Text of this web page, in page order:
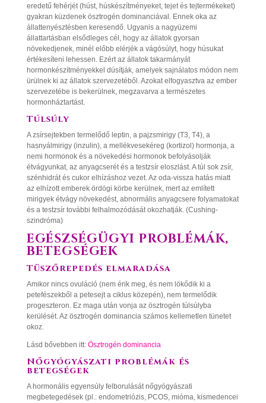
eredetű fehérjét (húst, húskészítményeket, tejet és tejtermékeket)
gyakran küzdenek ösztrogén dominanciával. Ennek oka az
állattenyésztésben keresendő. Ugyanis a nagyüzemi
állattartásban elsődleges cél, hogy az állatok gyorsan
növekedjenek, minél előbb elérjék a vágósúlyt, hogy húsukat
értékesíteni lehessen. Ezért az állatok takarmányát
hormonkészítményekkel dúsítják, amelyek sajnálatos módon nem
ürülnek ki az állatok szervezetéből. Azokat elfogyasztva az ember
szervezetébe is bekerülnek, megzavarva a természetes
hormonháztartást.
Túlsúly
A zsírsejtekben termelődő leptin, a pajzsmirigy (T3, T4), a
hasnyálmirigy (inzulin), a mellékvesekéreg (kortizol) hormonja, a
nemi hormonok és a növekedési hormonok befolyásolják
étvágyunkat, az anyagcserét és a testzsír eloszlást. A túl sok zsír,
szénhidrát és cukor elhízáshoz vezet. Az oda-vissza hatás miatt
az elhízott emberek ördögi körbe kerülnek, mert az említett
mirigyek étvágy növekedést, abnormális anyagcsere folyamatokat
és a testzsír további felhalmozódását okozhatják. (Cushing-
szindróma)
EGÉSZSÉGÜGYI PROBLÉMÁK,
BETEGSÉGEK
Tüszőrepedés elmaradása
Amikor nincs ovuláció (nem érik meg, és nem lökődik ki a
petefészekből a petesejt a ciklus közepén), nem termelődik
progeszteron. Ez maga után vonja az ösztrogén túlsúlyba
kerülését. Az ösztrogén dominancia számos kellemetlen tünetet
okoz.
Lásd bővebben itt: Ösztrogén dominancia
Nőgyógyászati problémák és
betegségek
A hormonális egyensúly felborulását nőgyógyászati
megbetegedések (pl.: endometriózis, PCOS, mióma, kismedencei